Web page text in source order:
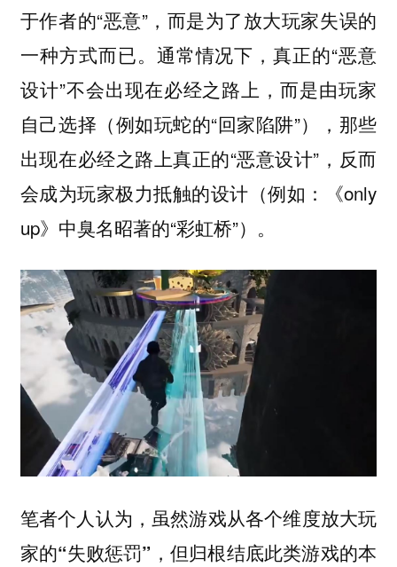
于作者的“恶意”，而是为了放大玩家失误的
一种方式而已。通常情况下，真正的“恶意
设计”不会出现在必经之路上，而是由玩家
自己选择（例如玩蛇的“回家陷阱”），那些
出现在必经之路上真正的“恶意设计”，反而
会成为玩家极力抵触的设计（例如：《only
up》中臭名昭著的“彩虹桥”）。
笔者个人认为，虽然游戏从各个维度放大玩
家的“失败惩罚”，但归根结底此类游戏的本